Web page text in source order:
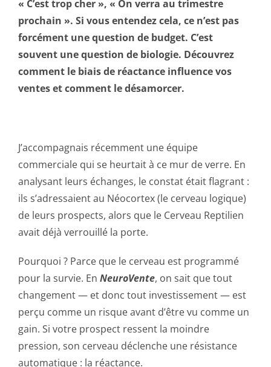
« C’est trop cher », « On verra au trimestre
prochain ». Si vous entendez cela, ce n’est pas
forcément une question de budget. C’est
souvent une question de biologie. Découvrez
comment le biais de réactance influence vos
ventes et comment le désamorcer.
J’accompagnais récemment une équipe
commerciale qui se heurtait à ce mur de verre. En
analysant leurs échanges, le constat était flagrant :
ils s’adressaient au Néocortex (le cerveau logique)
de leurs prospects, alors que le Cerveau Reptilien
avait déjà verrouillé la porte.
Pourquoi ? Parce que le cerveau est programmé
pour la survie. En NeuroVente, on sait que tout
changement — et donc tout investissement — est
perçu comme un risque avant d’être vu comme un
gain. Si votre prospect ressent la moindre
pression, son cerveau déclenche une résistance
automatique : la réactance.